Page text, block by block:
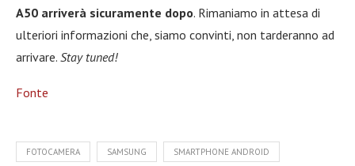
A50 arriverà sicuramente dopo. Rimaniamo in attesa di
ulteriori informazioni che, siamo convinti, non tarderanno ad
arrivare. Stay tuned!
Fonte
FOTOCAMERA SAMSUNG SMARTPHONE ANDROID